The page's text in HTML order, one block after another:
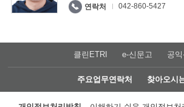
연락처 042-860-5427
클린ETRI e-신문고 공
주요업무연락처 찾아오시